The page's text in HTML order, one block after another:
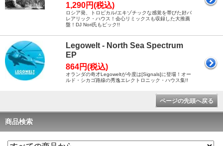
1,290円(税込)
ロシア発、トロピカル/エキゾチックな感覚を帯びた好バ
レアリック・ハウス！会心リミックスも収録した大推薦
盤！DJ Nori氏もピック!!
Legowelt - North Sea Spectrum
EP
864円(税込)
オランダの奇才Legoweltが今度は[Signals]に登場！オー
ルド・シカゴ路線の秀逸エレクトロニック・ハウス集!!
ページの先頭へ戻る
商品検索